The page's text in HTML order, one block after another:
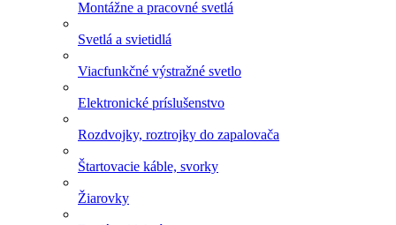
Montážne a pracovné svetlá
Svetlá a svietidlá
Viacfunkčné výstražné svetlo
Elektronické príslušenstvo
Rozdvojky, roztrojky do zapalovača
Štartovacie káble, svorky
Žiarovky